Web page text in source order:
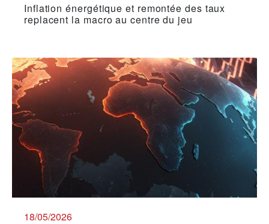
Inflation énergétique et remontée des taux
replacent la macro au centre du jeu
18/05/2026